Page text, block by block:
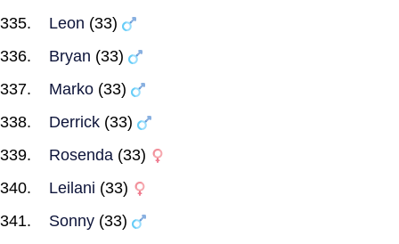
Leon (33)
Bryan (33)
Marko (33)
Derrick (33)
Rosenda (33)
Leilani (33)
Sonny (33)